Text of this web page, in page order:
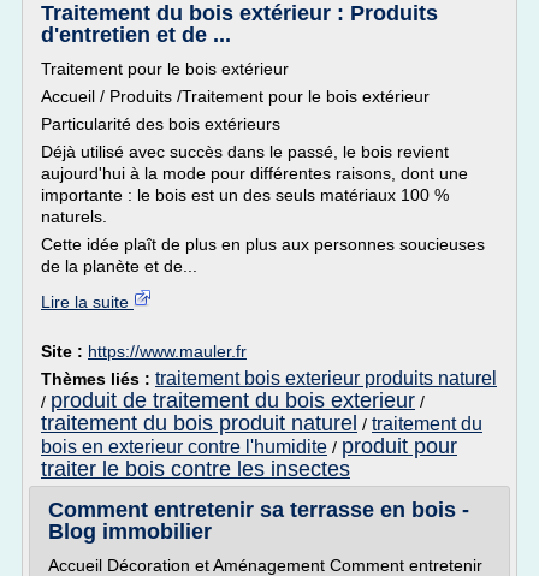
Traitement du bois extérieur : Produits
d'entretien et de ...
Traitement pour le bois extérieur
Accueil / Produits /Traitement pour le bois extérieur
Particularité des bois extérieurs
Déjà utilisé avec succès dans le passé, le bois revient
aujourd'hui à la mode pour différentes raisons, dont une
importante : le bois est un des seuls matériaux 100 %
naturels.
Cette idée plaît de plus en plus aux personnes soucieuses
de la planète et de...
Lire la suite
Site : https://www.mauler.fr
Thèmes liés : traitement bois exterieur produits naturel
/ produit de traitement du bois exterieur /
traitement du bois produit naturel / traitement du
bois en exterieur contre l'humidite / produit pour
traiter le bois contre les insectes
Comment entretenir sa terrasse en bois -
Blog immobilier
Accueil Décoration et Aménagement Comment entretenir